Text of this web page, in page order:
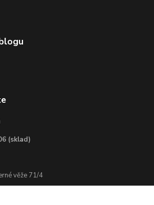
(sklad)
věže 71/4